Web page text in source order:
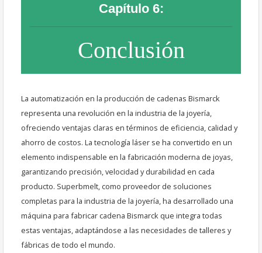
Capítulo 6:
Conclusión
La automatización en la producción de cadenas Bismarck
representa una revolución en la industria de la joyería,
ofreciendo ventajas claras en términos de eficiencia, calidad y
ahorro de costos. La tecnología láser se ha convertido en un
elemento indispensable en la fabricación moderna de joyas,
garantizando precisión, velocidad y durabilidad en cada
producto. Superbmelt, como proveedor de soluciones
completas para la industria de la joyería, ha desarrollado una
máquina para fabricar cadena Bismarck que integra todas
estas ventajas, adaptándose a las necesidades de talleres y
fábricas de todo el mundo.